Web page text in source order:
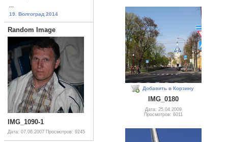
19. Волгоград 2014
Random Image
IMG_1090-1
Дата: 07.06.2007 Просмотров: 9245
Добавить в Корзину
IMG_0180
Дата: 25.04.2009
Просмотров: 6011